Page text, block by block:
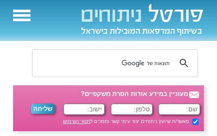
מעוניין במידע אודות הסרת משקפיים?
מאשר/ת שיועץ ניתוחים יצור עימי קשר ומסכים לתנאי השימוש.